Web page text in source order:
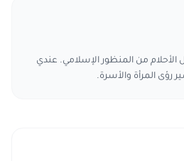
الأحلام من المنظور الإسلامي. عندي
رؤى المرأة والأسرة.